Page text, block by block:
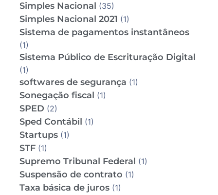
Simples Nacional (35)
Simples Nacional 2021 (1)
Sistema de pagamentos instantâneos
(1)
Sistema Público de Escrituração Digital
(1)
softwares de segurança (1)
Sonegação fiscal (1)
SPED (2)
Sped Contábil (1)
Startups (1)
STF (1)
Supremo Tribunal Federal (1)
Suspensão de contrato (1)
Taxa básica de juros (1)